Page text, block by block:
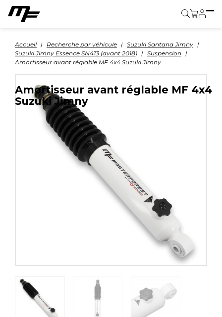
Accueil Recherche par véhicule
Suzuki Santana Jimny
Suzuki Jimny Essence SN413 (avant 2018)
Suspension
Amortisseur avant réglable MF 4x4 Suzuki Jimny
Amortisseur avant réglable MF 4x4
Suzuki Jimny